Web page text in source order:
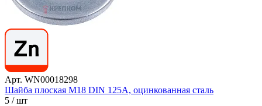
Арт. WN00018298
Шайба плоская М18 DIN 125A, оцинкованная сталь
5 / шт